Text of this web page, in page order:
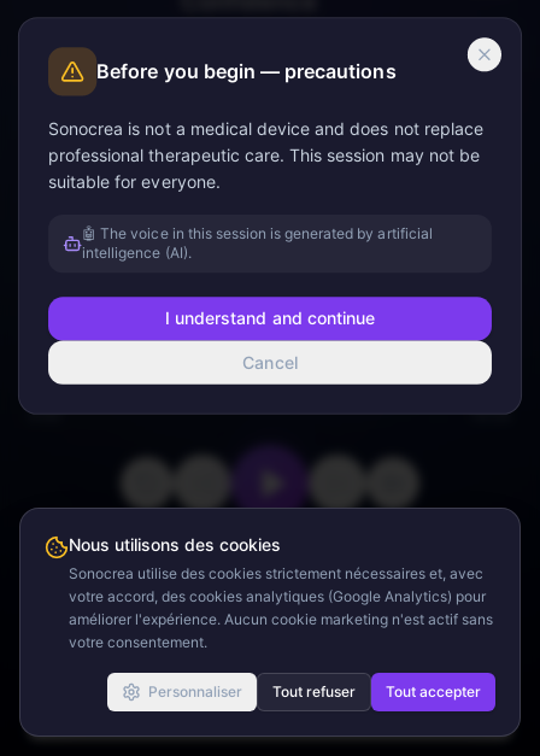
écoute
Appuyez sur lecture
0:00 14:34
Minuteur
Ambient Sounds
Before you begin — precautions
Sonocrea is not a medical device and does not replace
professional therapeutic care. This session may not be
suitable for everyone.
🤖 The voice in this session is generated by artificial
intelligence (AI).
I understand and continue
Cancel
Nous utilisons des cookies
Sonocrea utilise des cookies strictement nécessaires et, avec
votre accord, des cookies analytiques (Google Analytics) pour
améliorer l'expérience. Aucun cookie marketing n'est actif sans
votre consentement.
Personnaliser Tout refuser Tout accepter